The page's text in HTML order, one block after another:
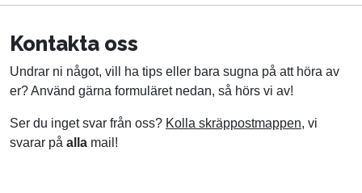
Kontakta oss
Undrar ni något, vill ha tips eller bara sugna på att höra av
er? Använd gärna formuläret nedan, så hörs vi av!
Ser du inget svar från oss? Kolla skräppostmappen, vi
svarar på alla mail!